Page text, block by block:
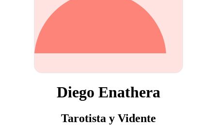
Diego Enathera
Tarotista y Vidente